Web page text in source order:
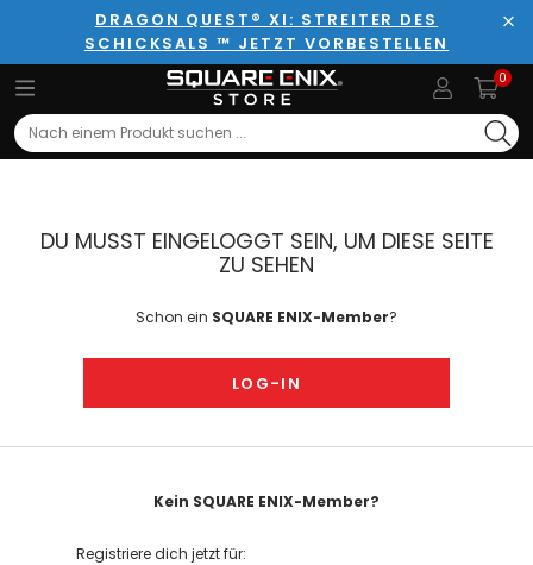
DRAGON QUEST® XI: STREITER DES
SCHICKSALS ™ JETZT VORBESTELLEN
0
Search
DU MUSST EINGELOGGT SEIN, UM DIESE SEITE
ZU SEHEN
Schon ein SQUARE ENIX-Member?
LOG-IN
Kein SQUARE ENIX-Member?
Registriere dich jetzt für: